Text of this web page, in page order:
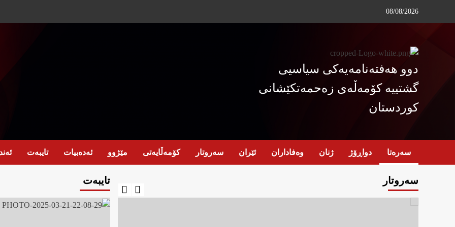
08/08/2026
دوو هەفتەنامەیەکی سیاسیی
گشتییە کۆمەڵەی زەحمەتکێشانی
کوردستان
سەرەتا دواڕۆژ ژنان وەفاداران ئێران سەروتار کۆمەڵایەتی مێژوو ئەدەبیات تایبەت
سەروتار تایبەت